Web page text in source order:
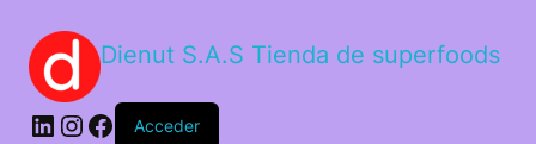
Dienut S.A.S Tienda de superfoods
Acceder